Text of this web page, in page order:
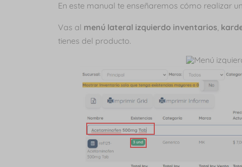
En este manual te enseñaremos cómo realizar
Vas al menú lateral izquierdo inventarios,
tienes del producto.